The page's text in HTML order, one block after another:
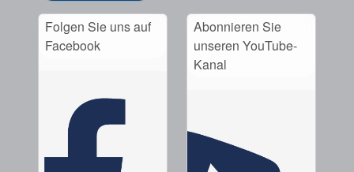
Folgen Sie uns auf
Facebook
Abonnieren Sie
unseren YouTube-
Kanal